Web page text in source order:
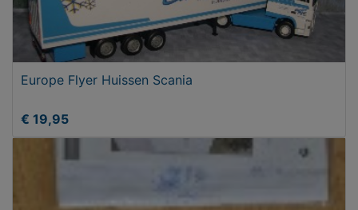
Europe Flyer Huissen Scania
€ 19,95